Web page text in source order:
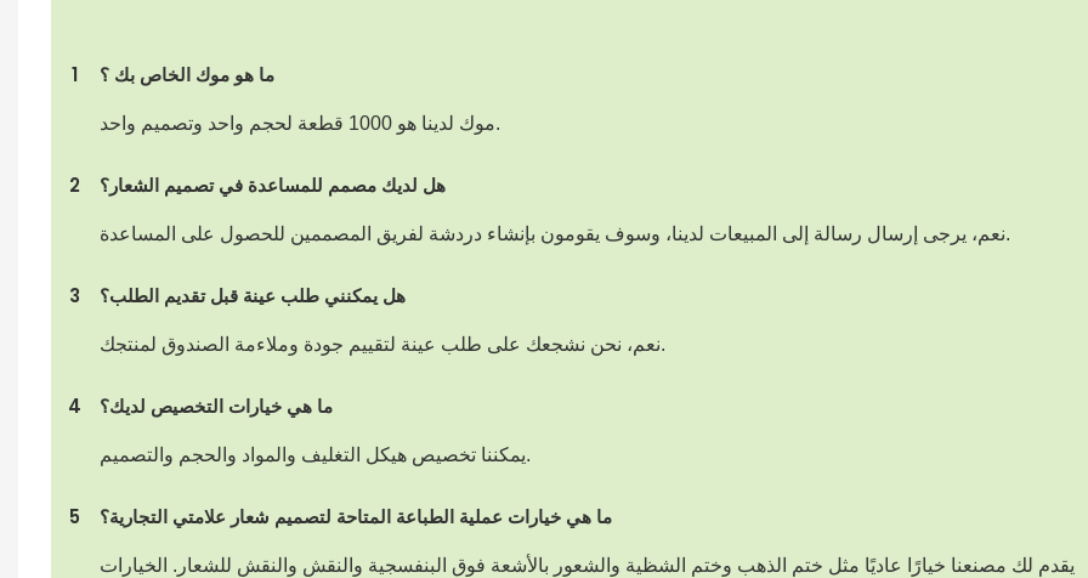
1 ما هو موك الخاص بك ؟
موك لدينا هو 1000 قطعة لحجم واحد وتصميم واحد.
2 هل لديك مصمم للمساعدة في تصميم الشعار؟
نعم، يرجى إرسال رسالة إلى المبيعات لدينا، وسوف يقومون بإنشاء دردشة لفريق المصممين للحصول على المساعدة.
3 هل يمكنني طلب عينة قبل تقديم الطلب؟
نعم، نحن نشجعك على طلب عينة لتقييم جودة وملاءمة الصندوق لمنتجك.
4 ما هي خيارات التخصيص لديك؟
يمكننا تخصيص هيكل التغليف والمواد والحجم والتصميم.
5 ما هي خيارات عملية الطباعة المتاحة لتصميم شعار علامتي التجارية؟
يقدم لك مصنعنا خيارًا عاديًا مثل ختم الذهب وختم الشظية والشعور بالأشعة فوق البنفسجية والنقش والنقش للشعار. الخيارات